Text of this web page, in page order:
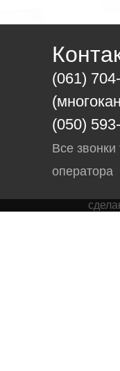
(061)
(050)
Все
оператора